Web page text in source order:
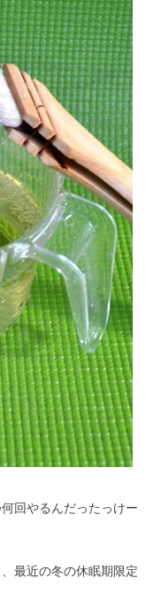
回やるんだったっけー
最近の冬の休眠期限定